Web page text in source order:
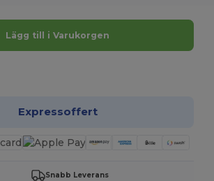
Lägg till i Varukorgen
Expressoffert
Snabb Leverans